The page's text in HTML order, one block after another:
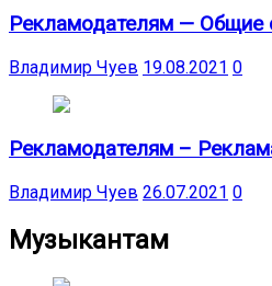
Рекламодателям — Общие
Владимир Чуев 19.08.2021 0
Рекламодателям –
Владимир Чуев 26.07.2021 0
Музыкантам